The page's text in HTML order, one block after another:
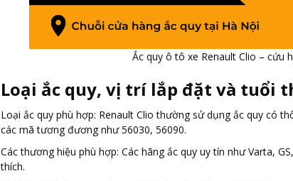
Ắc quy ô tô xe Renault Clio – cứu
Loại ắc quy, vị trí lắp đặt và tuổi
Loại ắc quy phù hợp: Renault Clio thường sử dụng ắc quy có
các mã tương đương như 56030, 56090.
Các thương hiệu phù hợp: Các hãng ắc quy uy tín như Varta,
thích.